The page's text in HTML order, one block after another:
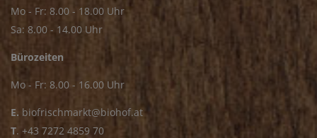
Mo - Fr: 8.00 - 18.00 Uhr
Sa: 8.00 - 14.00 Uhr
Bürozeiten
Mo - Fr: 8.00 - 16.00 Uhr
E. biofrischmarkt@biohof.at
T. +43 7272 4859 70